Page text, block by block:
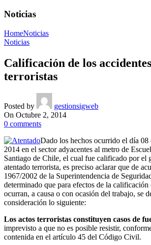
Noticias
HomeNoticias
Noticias
Calificación de los
terroristas
Posted by
gestionsigweb
On Octubre 2, 2014
0 comments
Dado los hechos ocurrido el día 08
2014 en el sector adyacentes al metro de
Santiago de Chile, el cual fue calificado por el
atentado terrorista, es preciso aclarar que de
1967/2002 de la Superintendencia de
determinado que para efectos de la calificación
ocurran, a causa o con ocasión del trabajo, se
consideración lo siguiente:
Los actos terroristas constituyen casos de
imprevisto a que no es posible resistir,
contenida en el artículo 45 del Código Civil.